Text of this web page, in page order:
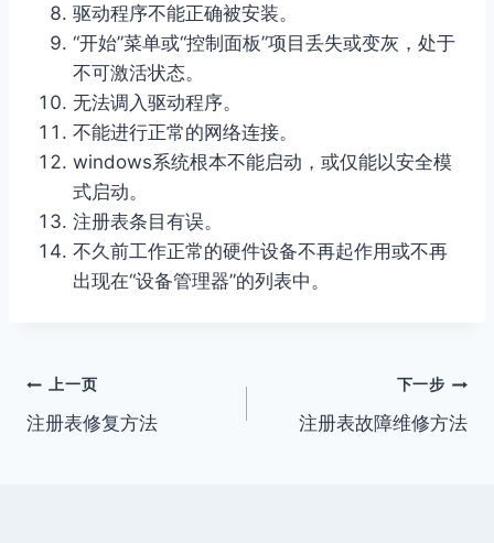
驱动程序不能正确被安装。
“开始”菜单或“控制面板”项目丢失或变灰，处于
不可激活状态。
无法调入驱动程序。
不能进行正常的网络连接。
windows系统根本不能启动，或仅能以安全模
式启动。
注册表条目有误。
不久前工作正常的硬件设备不再起作用或不再
出现在“设备管理器”的列表中。
文
章
上一页
注册表修复方法
下一步
注册表故障维修方法